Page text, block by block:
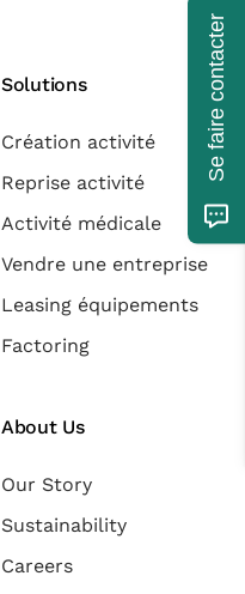
Solutions
Création activité
Reprise activité
Activité médicale
Vendre une entreprise
Leasing équipements
Factoring
About Us
Our Story
Sustainability
Careers
Se faire contacter